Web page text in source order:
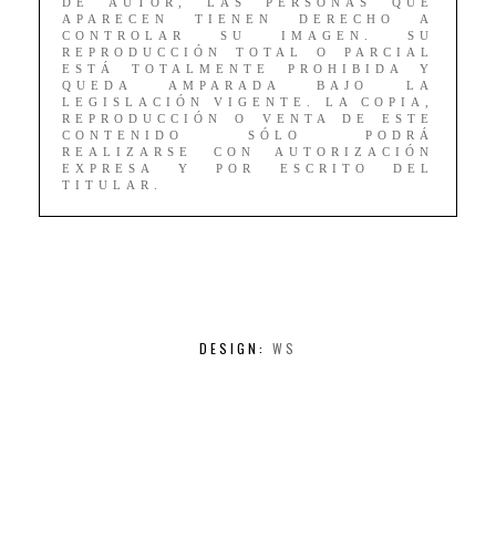
APARECEN TIENEN DERECHO A
CONTROLAR SU IMAGEN. SU
REPRODUCCIÓN TOTAL O PARCIAL
ESTÁ TOTALMENTE PROHIBIDA Y
QUEDA AMPARADA BAJO LA
LEGISLACIÓN VIGENTE. LA COPIA,
REPRODUCCIÓN O VENTA DE ESTE
CONTENIDO SÓLO PODRÁ
REALIZARSE CON AUTORIZACIÓN
EXPRESA Y POR ESCRITO DEL
TITULAR.
DESIGN: WS